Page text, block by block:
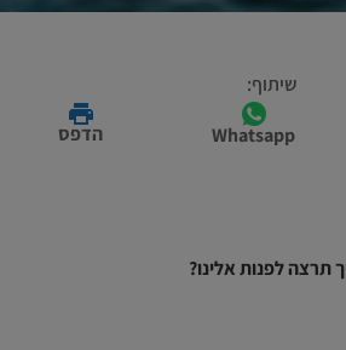
שיתוף:
Whatsapp הדפס
תרצה לפנות אלינו?